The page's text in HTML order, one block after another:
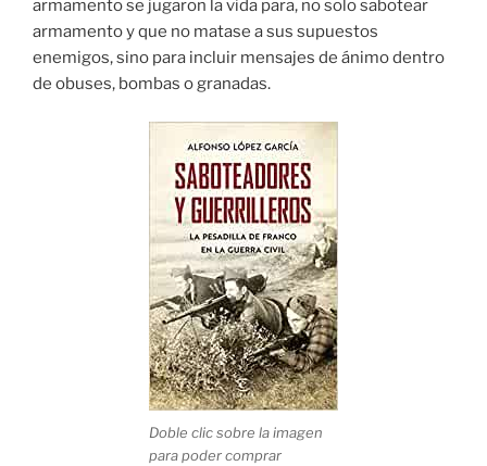
armamento se jugaron la vida para, no solo sabotear
armamento y que no matase a sus supuestos
enemigos, sino para incluir mensajes de ánimo dentro
de obuses, bombas o granadas.
Doble clic sobre la imagen
para poder comprar